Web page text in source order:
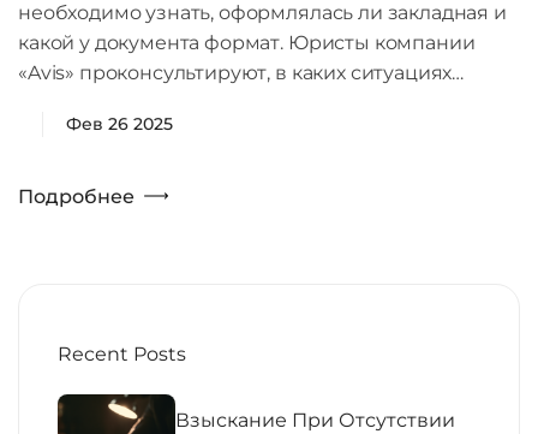
необходимо узнать, оформлялась ли закладная и
какой у документа формат. Юристы компании
«Avis» проконсультируют, в каких ситуациях…
Фев 26 2025
Подробнее
Recent Posts
Взыскание При Отсутствии